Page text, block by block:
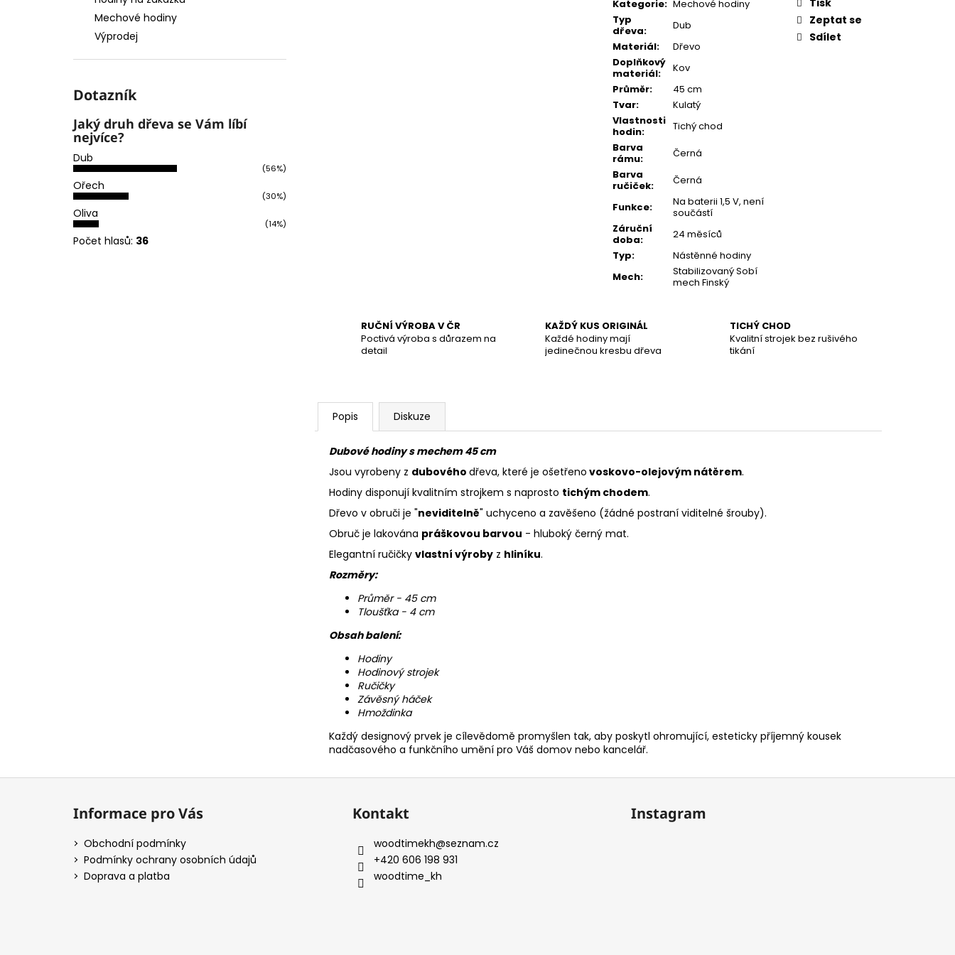
Mechové hodiny
Výprodej
Dotazník
Jaký druh dřeva se Vám líbí
nejvíce?
Dub
(56%)
Ořech
(30%)
Oliva
(14%)
Počet hlasů: 36
Kategorie: Mechové hodiny
Typ
dřeva:
Dub
Materiál:
Dřevo
Doplňkový
materiál:
Kov
Průměr:
45 cm
Tvar:
Kulatý
Vlastnosti
hodin:
Tichý chod
Barva
rámu:
Černá
Barva
ručiček:
Černá
Funkce:
Na baterii 1,5 V, není
součástí
Záruční
doba:
24 měsíců
Typ:
Nástěnné hodiny
Mech:
Stabilizovaný Sobí
mech Finský
Zeptat se
Sdílet
RUČNÍ VÝROBA V ČR
Poctivá výroba s důrazem na
detail
KAŽDÝ KUS ORIGINÁL
Každé hodiny mají
jedinečnou kresbu dřeva
TICHÝ CHOD
Kvalitní strojek bez rušivého
tikání
Popis Diskuze
Dubové hodiny s mechem 45 cm
Jsou vyrobeny z dubového dřeva, které je ošetřeno voskovo-olejovým nátěrem.
Hodiny disponují kvalitním strojkem s naprosto tichým chodem.
Dřevo v obruči je "neviditelně" uchyceno a zavěšeno (žádné postraní viditelné šrouby).
Obruč je lakována práškovou barvou - hluboký černý mat.
Elegantní ručičky vlastní výroby z hliníku.
Rozměry:
Průměr - 45 cm
Tloušťka - 4 cm
Obsah balení:
Hodiny
Hodinový strojek
Ručičky
Závěsný háček
Hmoždinka
Každý designový prvek je cílevědomě promyšlen tak, aby poskytl ohromující, esteticky příjemný kousek
nadčasového a funkčního umění pro Váš domov nebo kancelář.
Z
Informace pro Vás
Obchodní podmínky
Podmínky ochrany osobních údajů
Doprava a platba
Kontakt
woodtimekh@seznam.cz
+420 606 198 931
woodtime_kh
Instagram